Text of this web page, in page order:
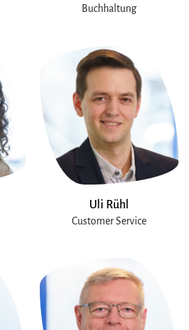
Buchhaltung
Uli Rühl
Customer Service